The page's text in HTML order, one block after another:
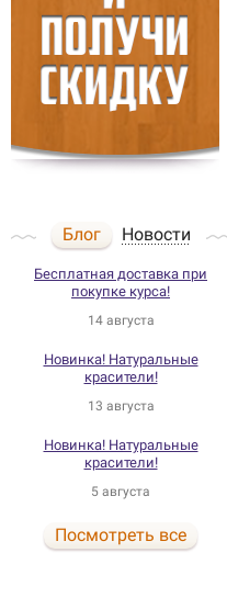
Блог Новости
Бесплатная доставка при
покупке курса!
14 августа
Новинка! Натуральные
красители!
13 августа
Новинка! Натуральные
красители!
5 августа
Посмотреть все